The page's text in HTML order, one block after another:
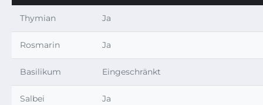
Thymian Ja
Rosmarin Ja
Basilikum Eingeschränkt
Salbei Ja